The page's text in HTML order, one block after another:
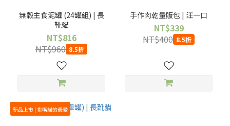
無穀主食泥罐 (24罐組) | 長
靴貓
NT$816
NT$960 8.5折
手作肉乾量販包 | 汪一口
NT$339
NT$400 8.5折
新品上市 | 挑嘴貓的最愛